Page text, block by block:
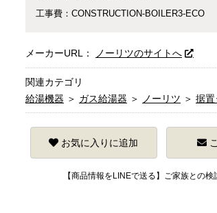
工事費：CONSTRUCTION-BOILER3-ECO
メーカーURL： ノーリツのサイトへ
関連カテゴリ
給湯機器 ＞ ガス給湯器 ＞ ノーリツ ＞ 据置
お気に入りに追加
【商品情報をLINEで送る】ご家族との検